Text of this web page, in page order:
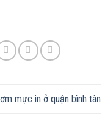
mực in ở quận bình tân